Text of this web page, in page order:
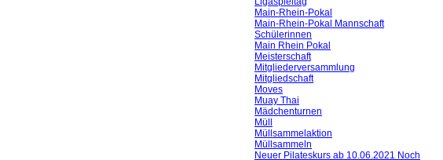
Main-Rhein-Pokal
Main-Rhein-Pokal Mannschaft
Schülerinnen
Main Rhein Pokal
Meisterschaft
Mitgliederversammlung
Mitgliedschaft
Moves
Muay Thai
Mädchenturnen
Müll
Müllsammelaktion
Müllsammeln
Neuer Pilateskurs ab 10.06.2021 Noch